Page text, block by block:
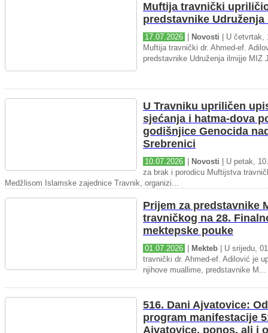
Muftija travnički
predstavnike
17.07.2026 Novosti | U četvrtak,
Muftija travnički dr. Ahmed-ef.
predstavnike Udruženja ilmijje MIZ
U Travniku upriličen
sjećanja i hatma-dova
godišnjice Genocida
Srebrenici
10.07.2026 Novosti | U petak,
za brak i porodicu Muftijstva
Medžlisom Islamske zajednice Travnik, organizi...
Prijem za predstavnike
travničkog na 28.
mektepske pouke
01.07.2026 Mekteb | U srijedu,
travnički dr. Ahmed-ef. Adilović je
njihove muallime, predstavnike M...
516. Dani Ajvatovice:
program manifestacije
Ajvatovice, ponos, ali i